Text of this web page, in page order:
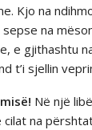
Kjo na
na
e gjithashtu
t’i sjellin
Në një
na